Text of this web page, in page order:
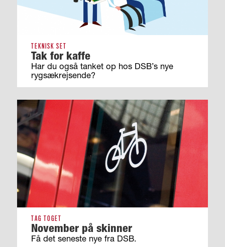
TEKNISK SET
Tak for kaffe
Har du også tanket op hos DSB’s nye
rygsækrejsende?
TAG TOGET
November på skinner
Få det seneste nye fra DSB.